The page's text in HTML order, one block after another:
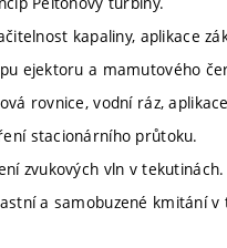
kapaliny, aplikace
ejektoru a mamutového
rovnice, vodní ráz,
stacionárního průtoku.
zvukových vln v tekutinách.
a samobuzené kmitání